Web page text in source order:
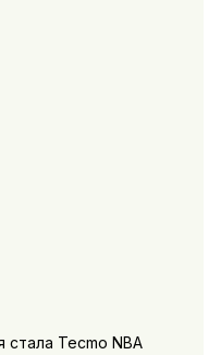
Tecmo NBA